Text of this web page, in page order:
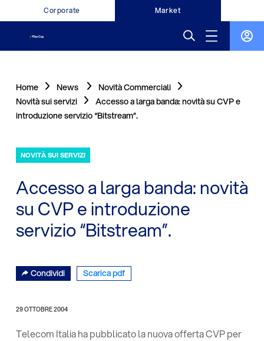
Corporate Market
Home News
Novità Commerciali
Novità sui servizi
Accesso a larga banda: novità su CVP e
introduzione servizio “Bitstream”.
NOVITÀ SUI SERVIZI
Accesso a larga banda: novità
su CVP e introduzione
servizio “Bitstream”.
Condividi Scarica pdf
29 OTTOBRE 2004
Telecom Italia ha pubblicato la nuova offerta CVP per